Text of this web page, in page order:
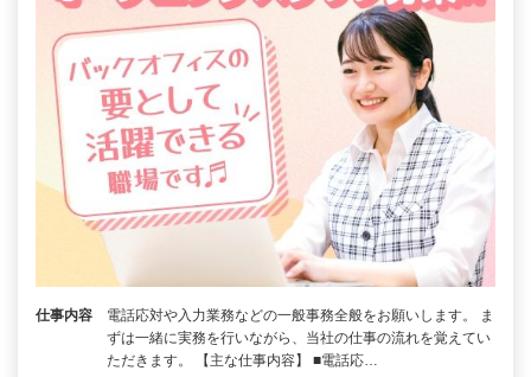
仕事内容
電話応対や入力業務などの一般事務全般をお願いします。 ま
ずは一緒に実務を行いながら、当社の仕事の流れを覚えてい
ただきます。 【主な仕事内容】 ■電話応…